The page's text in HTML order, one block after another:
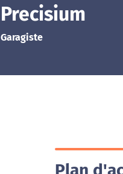
Precisium
Garagiste